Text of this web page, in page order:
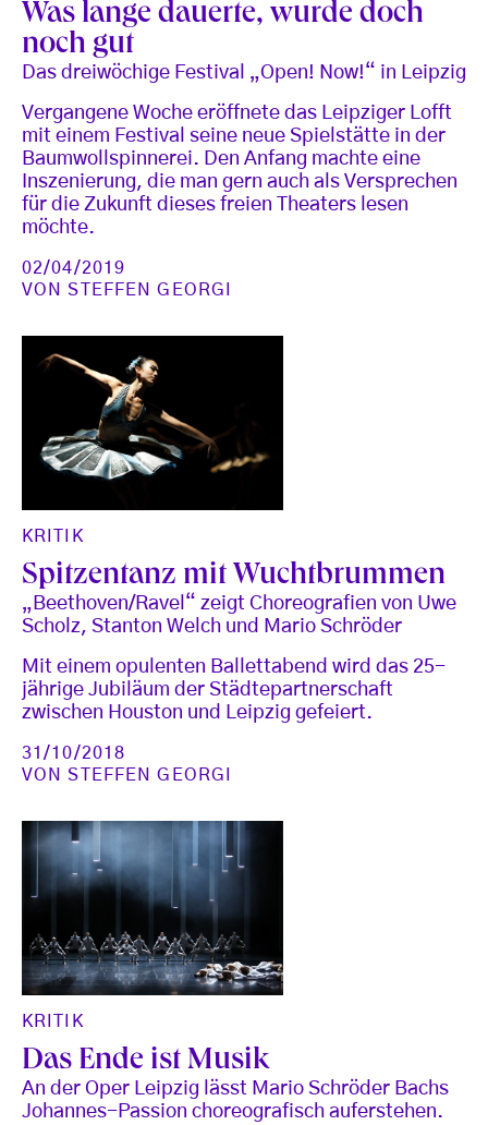
Was lange dauerte, wurde doch
noch gut
Das dreiwöchige Festival „Open! Now!“ in Leipzig
Vergangene Woche eröffnete das Leipziger Lofft
mit einem Festival seine neue Spielstätte in der
Baumwollspinnerei. Den Anfang machte eine
Inszenierung, die man gern auch als Versprechen
für die Zukunft dieses freien Theaters lesen
möchte.
02/04/2019
VONSTEFFEN GEORGI
KRITIK
Spitzentanz mit Wuchtbrummen
„Beethoven/Ravel“ zeigt Choreografien von Uwe
Scholz, Stanton Welch und Mario Schröder
Mit einem opulenten Ballettabend wird das 25-
jährige Jubiläum der Städtepartnerschaft
zwischen Houston und Leipzig gefeiert.
31/10/2018
VONSTEFFEN GEORGI
KRITIK
Das Ende ist Musik
An der Oper Leipzig lässt Mario Schröder Bachs
Johannes-Passion choreografisch auferstehen.